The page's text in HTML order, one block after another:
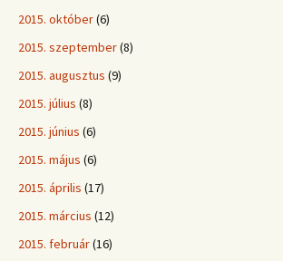
2015. október(6)
2015. szeptember(8)
2015. augusztus (9)
2015. július (8)
2015. június (6)
2015. május (6)
2015. április (17)
2015. március (12)
2015. február(16)